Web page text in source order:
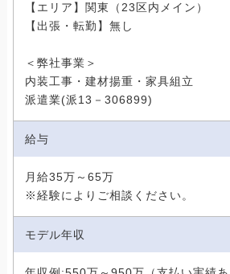
【エリア】関東（23区内メイン）
【出張・転勤】無し
＜弊社事業＞
内装工事・建材揚重・家具組立
派遣業(派13－306899)
給与
月給35万～65万
※経験によりご相談ください。
モデル年収